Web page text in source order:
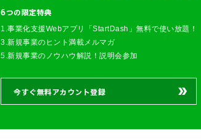
6つの限定特典
1.事業化支援Webアプリ「StartDash」無料で使い放題！
3.新規事業のヒント満載メルマガ
5.新規事業のノウハウ解説！説明会参加
今すぐ無料アカウント登録